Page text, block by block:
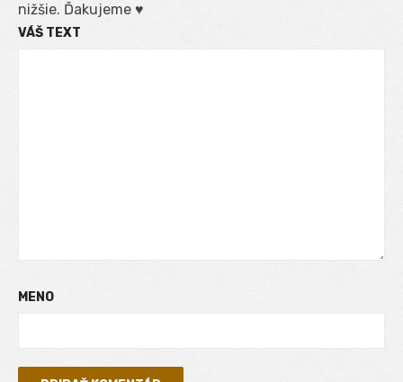
nižšie. Ďakujeme ♥
VÁŠ TEXT
MENO